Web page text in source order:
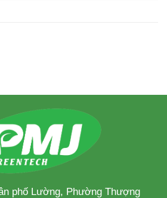
phố Lường, Phường Thượng